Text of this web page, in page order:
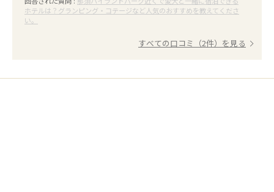
ホテルは？グランピング・コテージなど人気のおすすめを教えてくださ
い。
すべての口コミ（2件）を見る